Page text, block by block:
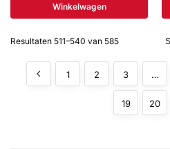
Winkelwagen
Resultaten 511–540 van 585
1 2 3 …
19 20